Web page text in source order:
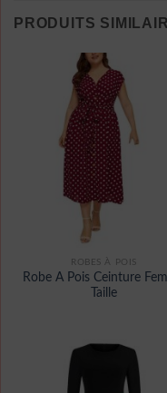
PRODUITS
ROBES À POIS
Robe A Pois Ceinture
Taille